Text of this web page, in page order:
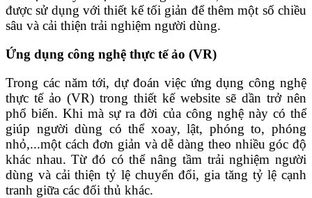
được sử dụng với thiết kế tối giản để thêm một số chiều
sâu và cải thiện trải nghiệm người dùng.
Ứng dụng công nghệ thực tế ảo (VR)
Trong các năm tới, dự đoán việc ứng dụng công nghệ
thực tế ảo (VR) trong thiết kế website sẽ dần trở nên
phổ biến. Khi mà sự ra đời của công nghệ này có thể
giúp người dùng có thể xoay, lật, phóng to, phóng
nhỏ,...một cách đơn giản và dễ dàng theo nhiều góc độ
khác nhau. Từ đó có thể nâng tầm trải nghiệm người
dùng và cải thiện tỷ lệ chuyển đổi, gia tăng tỷ lệ cạnh
tranh giữa các đối thủ khác.